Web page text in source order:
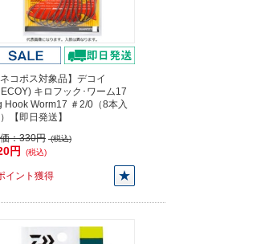
ネコポス対象品】デコイ
キロフック･ワーム17
Hook Worm17 ＃2/0（8本入
【即日発送】
：330円 (税込)
円 (税込)
イント獲得